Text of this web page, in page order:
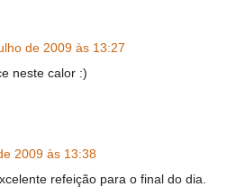
de 2009 às 13:27
neste calor :)
2009 às 13:38
refeição para o final do dia.